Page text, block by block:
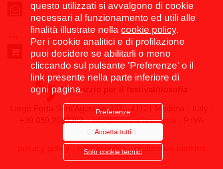
Consorzio per il festival
Largo Porta Sant'Agostino 337 - 41121 Modena - Italy -
+39 059 2033382 -info@festivalfilosofia.it
03267560369
cookie policy-preferenze cookies
questo utilizzati si avvalgono di cookie
necessari al funzionamento ed utili alle
finalità illustrate nella cookie policy.
Per i cookie analitici e di profilazione
puoi decidere se abilitarli o meno
cliccando sul pulsante 'Preferenze' o il
link presente nella parte inferiore di
ogni pagina.
Preferenze
Accetta tutti
Solo cookie tecnici